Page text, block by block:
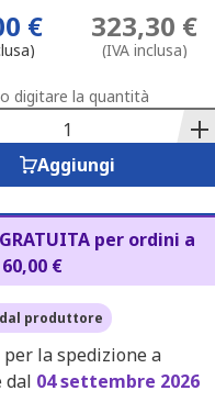
€ 323,30 €
(IVA inclusa)
digitare la quantità
Aggiungi
per ordini a
€
produttore
la spedizione a
dal 04 settembre 2026